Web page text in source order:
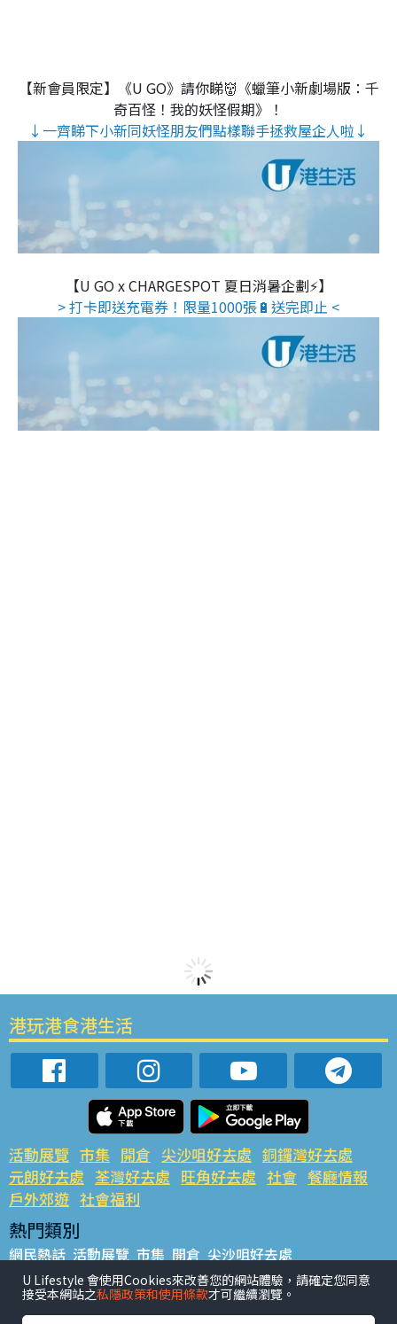
【新會員限定】《U GO》請你睇👹《蠟筆小新劇場版：千
奇百怪！我的妖怪假期》！
↓一齊睇下小新同妖怪朋友們點樣聯手拯救屋企人啦↓
【U GO x CHARGESPOT 夏日消暑企劃⚡】
> 打卡即送充電券！限量1000張🔋送完即止 <
港玩港食港生活
活動展覽 市集 開倉 尖沙咀好去處 銅鑼灣好去處
元朗好去處 荃灣好去處 旺角好去處 社會 餐廳情報
戶外郊遊 社會福利
熱門類別
網民熱話 活動展覽 市集 開倉 尖沙咀好去處
銅鑼灣好去處 元朗好去處 荃灣好去處 旺角好去處 社會
餐廳情報 戶外郊遊
U Lifestyle 會使用Cookies來改善您的網站體驗，請確定您同意
接受本網站之私隱政策和使用條款才可繼續瀏覽。